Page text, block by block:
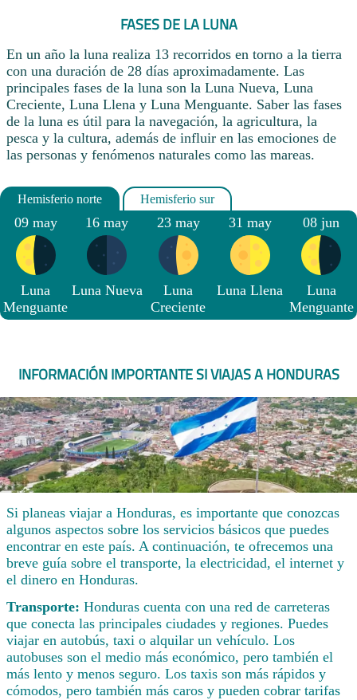
FASES DE LA LUNA
En un año la luna realiza 13 recorridos en torno a la tierra
con una duración de 28 días aproximadamente. Las
principales fases de la luna son la Luna Nueva, Luna
Creciente, Luna Llena y Luna Menguante. Saber las fases
de la luna es útil para la navegación, la agricultura, la
pesca y la cultura, además de influir en las emociones de
las personas y fenómenos naturales como las mareas.
09 may
Luna
Menguante
16 may
Luna Nueva
23 may
Luna
Creciente
31 may
Luna Llena
08 jun
Luna
Menguante
INFORMACIÓN IMPORTANTE SI VIAJAS A HONDURAS
Si planeas viajar a Honduras, es importante que conozcas
algunos aspectos sobre los servicios básicos que puedes
encontrar en este país. A continuación, te ofrecemos una
breve guía sobre el transporte, la electricidad, el internet y
el dinero en Honduras.
Transporte: Honduras cuenta con una red de carreteras
que conecta las principales ciudades y regiones. Puedes
viajar en autobús, taxi o alquilar un vehículo. Los
autobuses son el medio más económico, pero también el
más lento y menos seguro. Los taxis son más rápidos y
cómodos, pero también más caros y pueden cobrar tarifas